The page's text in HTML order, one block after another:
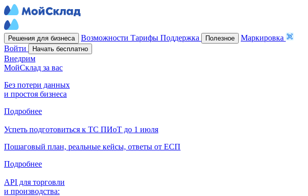
Решения для бизнеса Возможности Тарифы Поддержка Полезное
Маркировка
Войти
Начать бесплатно
Внедрим
МойСклад за вас
Без потери данных
и простоя бизнеса
Подробнее
Успеть подготовиться к ТС ПИоТ до 1 июля
Пошаговый план, реальные кейсы, ответы от ЕСП
Подробнее
API для торговли
и производства: